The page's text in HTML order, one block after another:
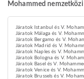
Mohammed
Járatok Istanbul és V.
Járatok Málaga és V.
Járatok Bergamo és V.
Járatok Madrid és V.
Járatok Naples és V.
Járatok Bologna és V.
Járatok Basel és V.
Járatok Venice és V.
Járatok Brussels és V.